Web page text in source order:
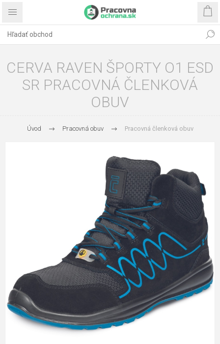
CERVA RAVEN ŠPORTY O1 ESD
SR PRACOVNÁ ČLENKOVÁ
OBUV
Úvod Pracovná obuv Pracovná členková obuv